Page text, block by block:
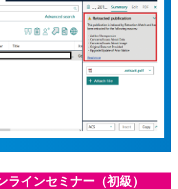
インセミナー（初級）